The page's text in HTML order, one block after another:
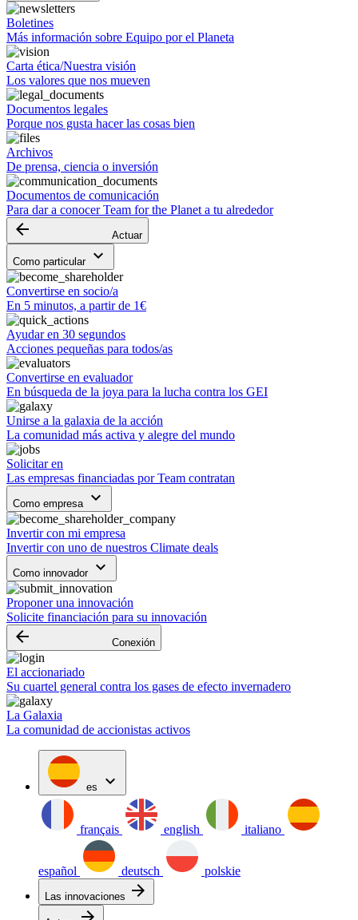
Boletines
Más información sobre Equipo por el Planeta
Carta ética/Nuestra visión
Los valores que nos mueven
Documentos legales
Porque nos gusta hacer las cosas bien
Archivos
De prensa, ciencia o inversión
Documentos de comunicación
Para dar a conocer Team for the Planet a tu alrededor
arrow_backward Actuar
Como particular keyboard_arrow_down
Convertirse en socio/a
En 5 minutos, a partir de 1€
Ayudar en 30 segundos
Acciones pequeñas para todos/as
Convertirse en evaluador
En búsqueda de la joya para la lucha contra los GEI
Unirse a la galaxia de la acción
La comunidad más activa y alegre del mundo
Solicitar en
Las empresas financiadas por Team contratan
Como empresa keyboard_arrow_down
Invertir con mi empresa
Invertir con uno de nuestros Climate deals
Como innovador keyboard_arrow_down
Proponer una innovación
Solicite financiación para su innovación
arrow_backward Conexión
El accionariado
Su cuartel general contra los gases de efecto invernadero
La Galaxia
La comunidad de accionistas activos
es expand_more
français english italiano
español deutsch polskie
Las innovaciones arrow_forward